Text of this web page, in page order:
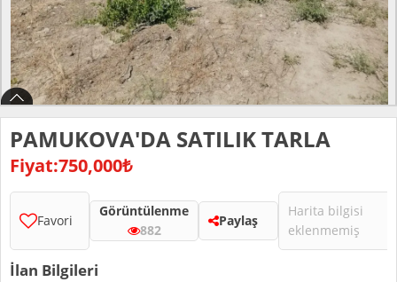
PAMUKOVA'DA SATILIK TARLA
Fiyat:750,000₺
Favori
Görüntülenme
882
Paylaş
Harita bilgisi
eklenmemiş
İlan Bilgileri